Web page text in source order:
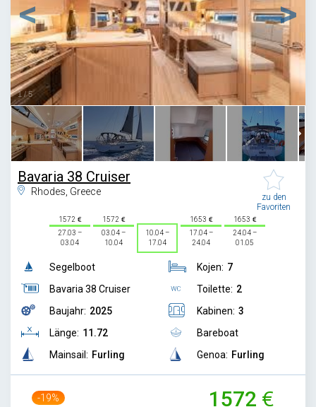
1/5
Bavaria 38 Cruiser
Rhodes, Greece
zu den
Favoriten
1572
27.03 –
03.04
1572
03.04 –
10.04
10.04 –
17.04
1653
17.04 –
24.04
1653
24.04 –
01.05
Segelboot
Bavaria 38 Cruiser
Baujahr: 2025
Länge: 11.72
Mainsail: Furling
Kojen: 7
Toilette: 2
Kabinen: 3
Bareboat
Genoa: Furling
-19% 1572